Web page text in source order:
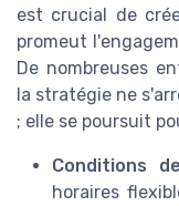
est crucial de
promeut
De nombreuses
la stratégie ne
; elle se poursuit
Conditions
horaires